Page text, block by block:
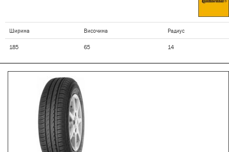
Ширина Височина Радиус
185 65 14